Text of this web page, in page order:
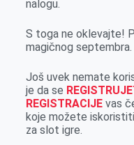
nalogu.
S toga ne oklevajte!
magičnog septembra.
Još uvek nemate
je da se
REGISTRACIJEvas
koje možete
za slot igre.